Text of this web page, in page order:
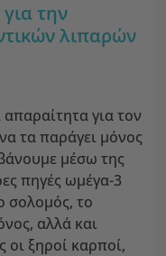
την
λιπαρών
απαραίτητα για τον
τα παράγει μόνος
μέσω της
πηγές ωμέγα-3
σολομός, το
αλλά και
οι ξηροί καρποί,